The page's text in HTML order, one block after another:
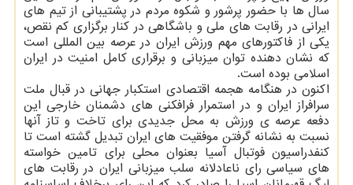
سال ها با حضور پرشور و شكوه مردم در پشتیبانی از تیم های
ایرانی در رقابت های ملی و باشگاهی در كنار برگزاری كم نقص،
یكی از فاكتورهای مهم ورزش ایران در عرصه بین المللی است
كه نشان دهنده توان میزبانی و برقراری كامل امنیت در ایران
اسلامی بوده است.
اكنون در هنگامه هجمه اقتصادی استكبار جهانی در قبال ملت
سرافراز ایران و در استمرار فرافكنی های دشمنان خارجی این
دفعه عرصه ی ورزش به محل جدیدی برای تاخت و تاز آنها
نسبت به نشانه گرفتن موفقیت های ایران تبدیل گشته است تا
كنفدراسیون فوتبال آسیا بعنوان محلی برای تامین خواسته
های سیاسی رای ناعادلانه سلب میزبانی ایران در رقابت های